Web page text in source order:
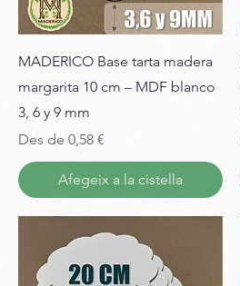
MADERICO Base tarta madera
margarita 10 cm – MDF blanco
3, 6 y 9 mm
Des de 0,58 €
Preu d'oferta
Afegeix a la cistella